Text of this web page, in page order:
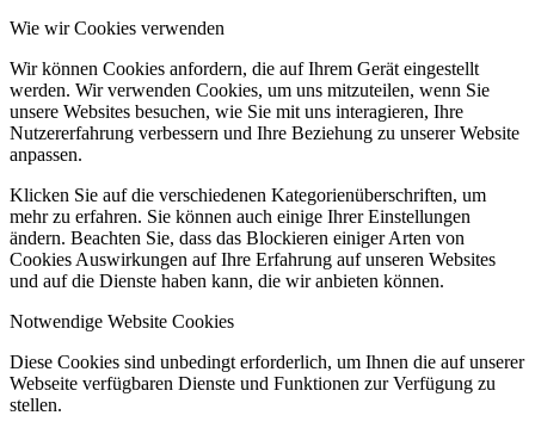
Wie wir Cookies verwenden
Wir können Cookies anfordern, die auf Ihrem Gerät eingestellt
werden. Wir verwenden Cookies, um uns mitzuteilen, wenn Sie
unsere Websites besuchen, wie Sie mit uns interagieren, Ihre
Nutzererfahrung verbessern und Ihre Beziehung zu unserer Website
anpassen.
Klicken Sie auf die verschiedenen Kategorienüberschriften, um
mehr zu erfahren. Sie können auch einige Ihrer Einstellungen
ändern. Beachten Sie, dass das Blockieren einiger Arten von
Cookies Auswirkungen auf Ihre Erfahrung auf unseren Websites
und auf die Dienste haben kann, die wir anbieten können.
Notwendige Website Cookies
Diese Cookies sind unbedingt erforderlich, um Ihnen die auf unserer
Webseite verfügbaren Dienste und Funktionen zur Verfügung zu
stellen.